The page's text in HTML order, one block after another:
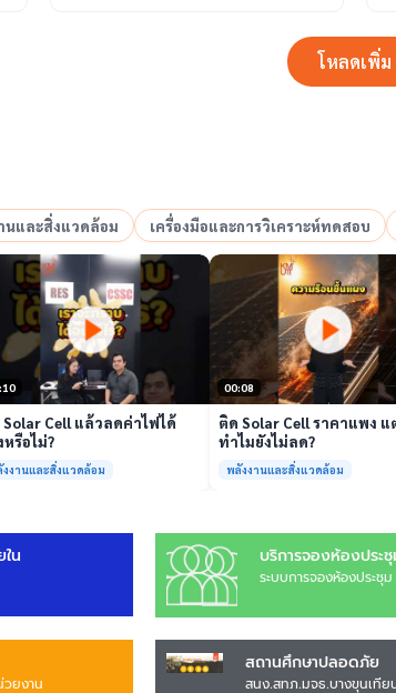
โหลดเพิ่ม
นและสิ่งแวดล้อม เครื่องมือและการวิเคราะห์ทดสอบ
เล่นวิดีโอ
Solar Cell แล้วลดค่าไฟได้
หรือไม่?
งงานและสิ่งแวดล้อม
เล่นวิดีโอ
00:08
ติด Solar Cell ราคาแพง แ
ทำไมยังไม่ลด?
พลังงานและสิ่งแวดล้อม
ใน บริการจองห้องประชุ
ระบบการจองห้องประชุม
วยงาน
สถานศึกษาปลอดภัย
สนง.สทภ.มจธ.บางขุนเทีย